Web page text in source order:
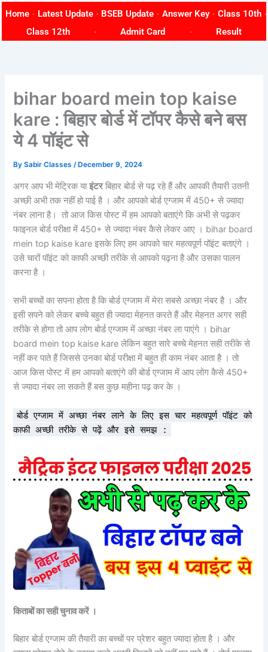
content
Home Latest Update BSEB Update Answer Key
Class 10th
Class 12th
Admit Card Result
bihar board mein top kaise
kare : बिहार बोर्ड में टॉपर कैसे बने बस
ये 4 पॉइंट से
BySabir Classes/ December 9, 2024
अगर आप भी मेट्रिक याइंटरबिहार बोर्ड से पढ़ रहे हैं और आपकी तैयारी उतनी
अच्छी अभी तक नहीं हो पाई है । और आपको बोर्ड एग्जाम में 450+ से ज्यादा
नंबर लाना है। तो आज किस पोस्ट में हम आपको बताएंगे कि अभी से पढ़कर
फाइनल बोर्ड परीक्षा में 450+ से ज्यादा नंबर कैसे लेकर आए । bihar board
mein top kaise kare इसके लिए हम आपको चार महत्वपूर्ण पॉइंट बताएंगे ।
उसे चारों पॉइंट को काफी अच्छी तरीके से आपको पढ़ना है और उसका पालन
करना है ।
सभी बच्चों का सपना होता है कि बोर्ड एग्जाम में मेरा सबसे अच्छा नंबर है । और
इसी सपने को लेकर बच्चे बहुत ही ज्यादा मेहनत करते हैं और मेहनत अगर सही
तरीके से होगा तो आप लोग बोर्ड एग्जाम में अच्छा नंबर ला पाएंगे । bihar
board mein top kaise kare लेकिन बहुत सारे बच्चे मेहनत सही तरीके से
नहीं कर पाते हैं जिससे उनका बोर्ड परीक्षा में बहुत ही काम नंबर आता है । तो
आज किस पोस्ट में हम आपको बताएंगे की बोर्ड एग्जाम में आप लोग कैसे 450+
से ज्यादा नंबर ला सकते हैं बस कुछ महीना पढ़ कर के ।
बोर्ड एग्जाम में अच्छा नंबर लाने के लिए इस चार महत्वपूर्ण पॉइंट को
काफी अच्छी तरीके से पढ़ें और इसे समझ :
किताबों का सही चुनाव करें ।
बिहार बोर्ड एग्जाम की तैयारी का बच्चों पर प्रेशर बहुत ज्यादा होता है । और